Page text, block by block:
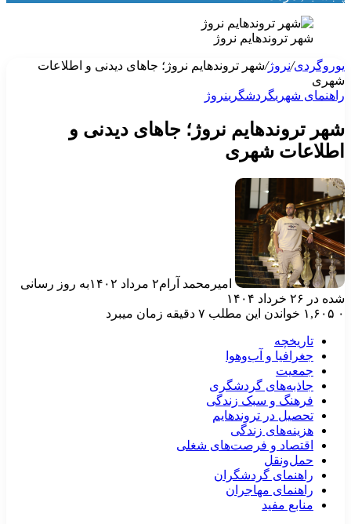
شهر تروندهایم نروژ
/نروژ/شهر تروندهایم نروژ؛ جاهای دیدنی و اطلاعات
شهریگردشگرینروژ
تروندهایم نروژ؛ جاهای دیدنی و
شهری
امیرمحمد آرام ۲ مرداد ۱۴۰۲
به روز رسانی
در ۲۶ خرداد ۱۴۰۴
خواندن این مطلب ۷ دقیقه زمان میبرد
تاریخچه
جغرافیا و آب‌وهوا
جمعیت
جاذبه‌های گردشگری
فرهنگ و سبک زندگی
تحصیل در تروندهایم
هزینه‌های زندگی
اقتصاد و فرصت‌های شغلی
حمل‌ونقل
راهنمای گردشگران
راهنمای مهاجران
منابع مفید